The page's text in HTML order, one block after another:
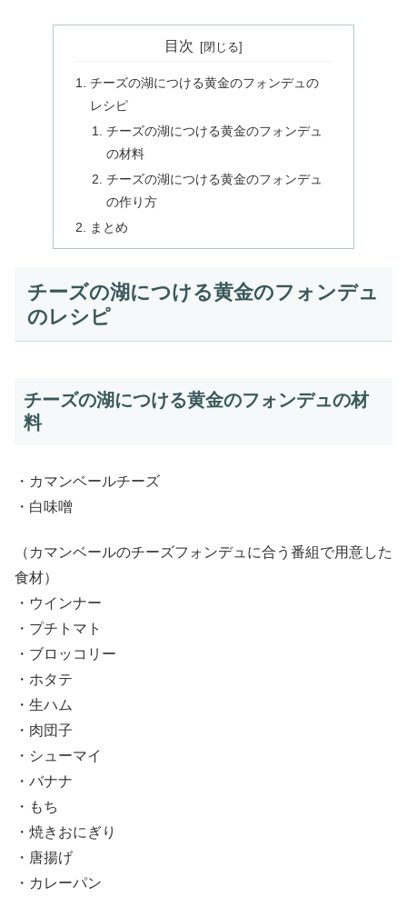
目次
チーズの湖につける黄金のフォンデュの
レシピ
チーズの湖につける黄金のフォンデュ
の材料
チーズの湖につける黄金のフォンデュ
の作り方
まとめ
チーズの湖につける黄金のフォンデュ
のレシピ
チーズの湖につける黄金のフォンデュの材
料
・カマンベールチーズ
・白味噌
（カマンベールのチーズフォンデュに合う番組で用意した
食材）
・ウインナー
・プチトマト
・ブロッコリー
・ホタテ
・生ハム
・肉団子
・シューマイ
・バナナ
・もち
・焼きおにぎり
・唐揚げ
・カレーパン